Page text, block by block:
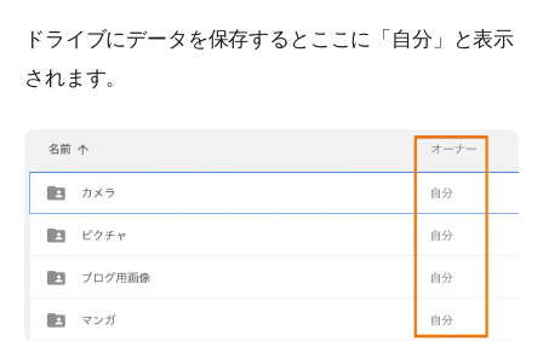
ドライブにデータを保存するとここに「自分」と表示
されます。